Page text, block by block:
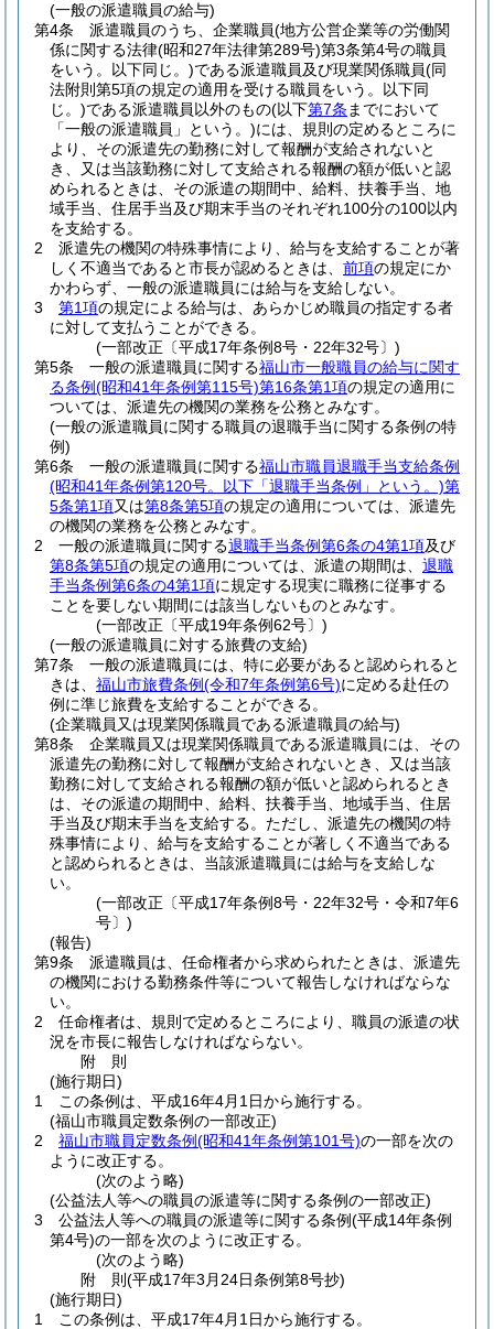
(一般の派遣職員の給与)
第4条
派遣職員のうち、企業職員(地方公営企業等の労働関
係に関する法律(昭和27年法律第289号)第3条第4号の職員
をいう。以下同じ。)である派遣職員及び現業関係職員(同
法附則第5項の規定の適用を受ける職員をいう。以下同
じ。)である派遣職員以外のもの(以下第7条 までにおいて
「一般の派遣職員」という。)には、規則の定めるところに
より、その派遣先の勤務に対して報酬が支給されないと
き、又は当該勤務に対して支給される報酬の額が低いと認
められるときは、その派遣の期間中、給料、扶養手当、地
域手当、住居手当及び期末手当のそれぞれ100分の100以内
を支給する。
2
派遣先の機関の特殊事情により、給与を支給することが著
しく不適当であると市長が認めるときは、 前項の規定にか
かわらず、一般の派遣職員には給与を支給しない。
3
第1項の規定による給与は、あらかじめ職員の指定する者
に対して支払うことができる。
(一部改正〔平成17年条例8号・22年32号〕)
第5条
一般の派遣職員に関する福山市一般職員の給与に関す
る条例(昭和41年条例第115号)第16条第1項の規定の適用に
ついては、派遣先の機関の業務を公務とみなす。
(一般の派遣職員に関する職員の退職手当に関する条例の特
例)
第6条
一般の派遣職員に関する福山市職員退職手当支給条例
(昭和41年条例第120号。以下「退職手当条例」という。)第
5条第1項又は第8条第5項の規定の適用については、派遣先
の機関の業務を公務とみなす。
2
一般の派遣職員に関する退職手当条例第6条の4第1項及び
第8条第5項の規定の適用については、派遣の期間は、 退職
手当条例第6条の4第1項に規定する現実に職務に従事する
ことを要しない期間には該当しないものとみなす。
(一部改正〔平成19年条例62号〕)
(一般の派遣職員に対する旅費の支給)
第7条
一般の派遣職員には、特に必要があると認められると
きは、 福山市旅費条例(令和7年条例第6号)に定める赴任の
例に準じ旅費を支給することができる。
(企業職員又は現業関係職員である派遣職員の給与)
第8条
企業職員又は現業関係職員である派遣職員には、その
派遣先の勤務に対して報酬が支給されないとき、又は当該
勤務に対して支給される報酬の額が低いと認められるとき
は、その派遣の期間中、給料、扶養手当、地域手当、住居
手当及び期末手当を支給する。 ただし、派遣先の機関の特
殊事情により、給与を支給することが著しく不適当である
と認められるときは、当該派遣職員には給与を支給しな
い。
(一部改正〔平成17年条例8号・22年32号・令和7年6
号〕)
(報告)
第9条
派遣職員は、任命権者から求められたときは、派遣先
の機関における勤務条件等について報告しなければならな
い。
2
任命権者は、規則で定めるところにより、職員の派遣の状
況を市長に報告しなければならない。
附 則
(施行期日)
1
この条例は、平成16年4月1日から施行する。
(福山市職員定数条例の一部改正)
2
福山市職員定数条例(昭和41年条例第101号)の一部を次の
ように改正する。
(次のよう略)
(公益法人等への職員の派遣等に関する条例の一部改正)
3
公益法人等への職員の派遣等に関する条例(平成14年条例
第4号)の一部を次のように改正する。
(次のよう略)
附 則(平成17年3月24日条例第8号抄)
(施行期日)
1
この条例は、平成17年4月1日から施行する。